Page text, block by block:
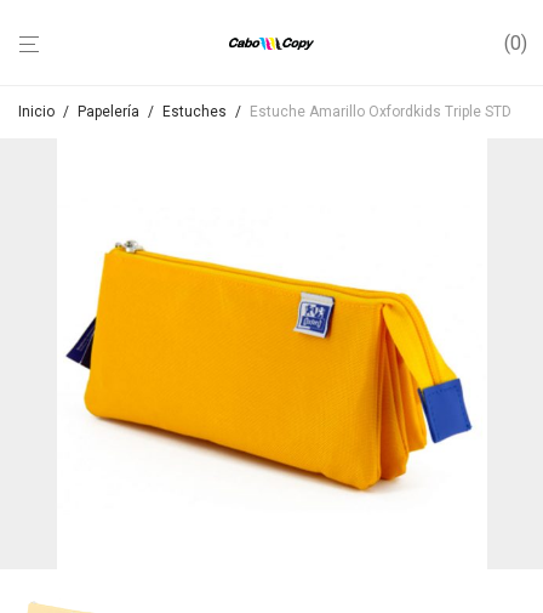
0
Inicio / Papelería / Estuches / Estuche Amarillo Oxfordkids Triple STD